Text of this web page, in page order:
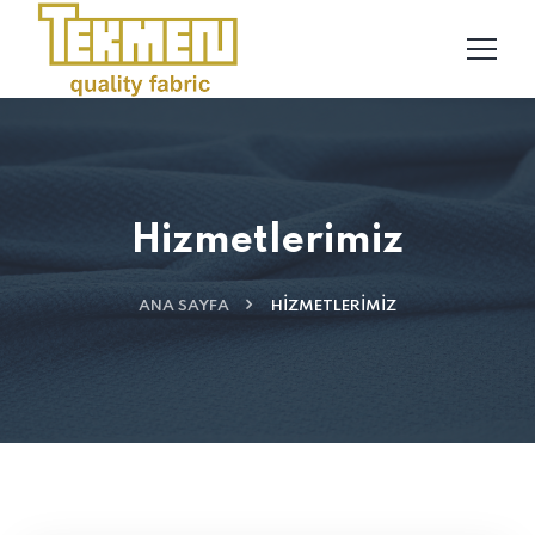
Hizmetlerimiz
ANA SAYFA HIZMETLERIMIZ